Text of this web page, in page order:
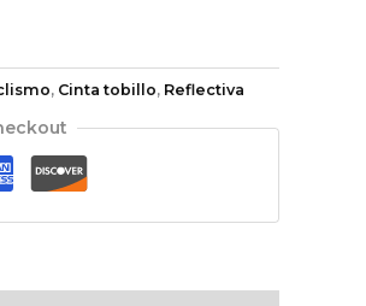
, Cinta tobillo, Reflectiva